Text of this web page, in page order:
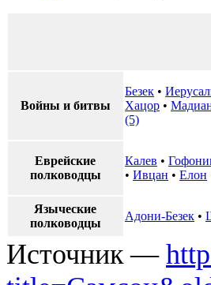
Войны и битвы
Безек •
Хацор •
(5)
Еврейские
полководцы
Калев •
• Ивцан • Елон
Языческие
полководцы
Адони-Безек •
Источник —